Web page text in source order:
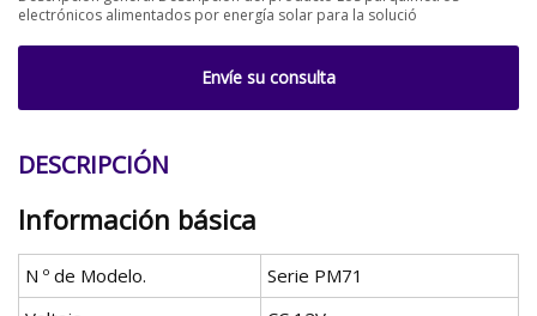
electrónicos alimentados por energía solar para la solució
Envíe su consulta
DESCRIPCIÓN
Información básica
N º de Modelo.
Serie PM71